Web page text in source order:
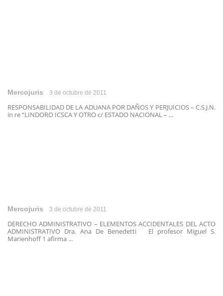
Mercojuris 3 de octubre de 2011
RESPONSABILIDAD DE LA ADUANA POR DAÑOS Y PERJUICIOS – C.S.J.N.
in re “LINDORO ICSCA Y OTRO c/ ESTADO NACIONAL – ...
Mercojuris 3 de octubre de 2011
DERECHO ADMINISTRATIVO – ELEMENTOS ACCIDENTALES DEL ACTO
ADMINISTRATIVO Dra. Ana De Benedetti El profesor Miguel S.
Marienhoff 1 afirma ...